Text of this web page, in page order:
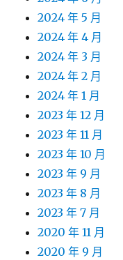
2024 年 5 月
2024 年 4 月
2024 年 3 月
2024 年 2 月
2024 年 1 月
2023 年 12 月
2023 年 11 月
2023 年 10 月
2023 年 9 月
2023 年 8 月
2023 年 7 月
2020 年 11 月
2020 年 9 月